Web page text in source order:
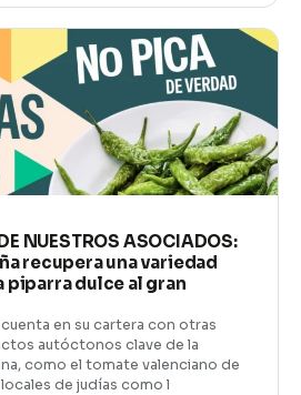
NUESTROS ASOCIADOS:
recupera una variedad
piparra dulce al gran
en su cartera con otras
autóctonos clave de la
como el tomate valenciano de
de judías como l